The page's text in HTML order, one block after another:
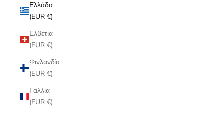
Ελλάδα
(EUR €)
Ελβετία
(EUR €)
Φινλανδία
(EUR €)
Γαλλία
(EUR €)